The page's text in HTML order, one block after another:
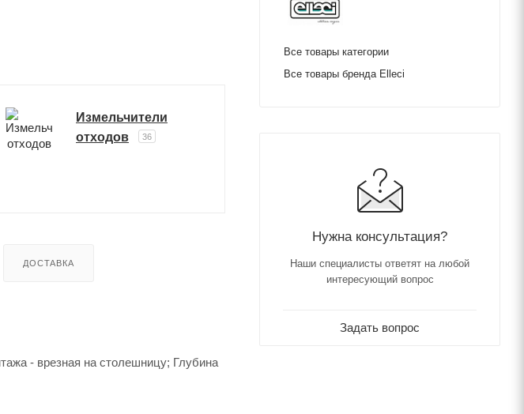
Измельчители
отходов
36
ДОСТАВКА
- врезная на столешницу; Глубина
Все товары категории
Все товары бренда Elleci
Нужна консультация?
Наши специалисты ответят на любой
интересующий вопрос
Задать вопрос